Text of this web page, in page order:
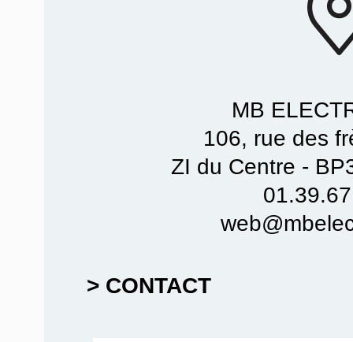
MB
106, rue des
ZI du Centre -
> CONTACT